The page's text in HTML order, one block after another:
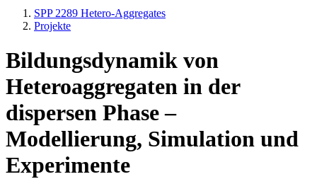
SPP 2289 Hetero-Aggregates
Projekte
Bildungsdynamik von
Heteroaggregaten in der
dispersen Phase –
Modellierung, Simulation und
Experimente